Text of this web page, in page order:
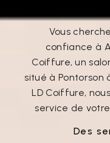
Vous
confiance à
Coiffure, un
situé à Pontorson
LD Coiffure,
service de
Des